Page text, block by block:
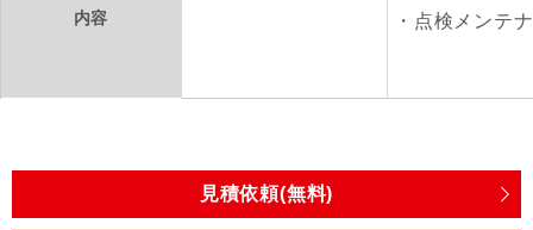
内容
点検メンテ
見積依頼(無料)